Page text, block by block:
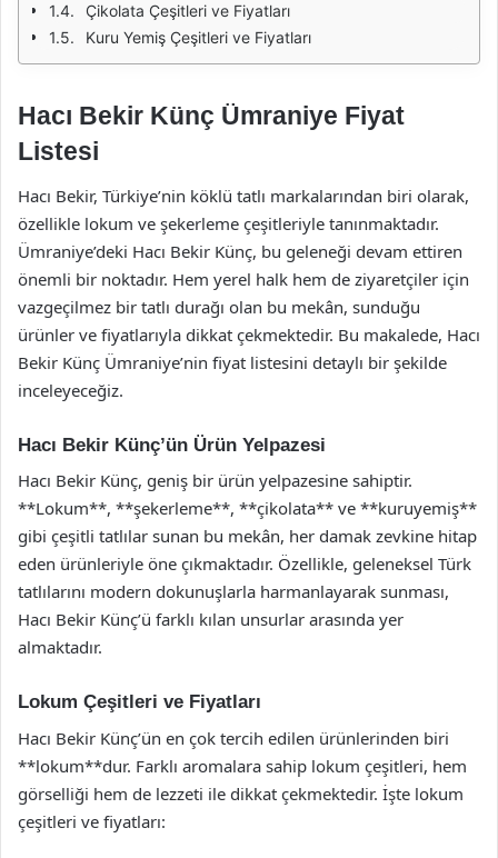
Çikolata Çeşitleri ve Fiyatları
Kuru Yemiş Çeşitleri ve Fiyatları
Hacı Bekir Künç Ümraniye Fiyat
Listesi
Hacı Bekir, Türkiye’nin köklü tatlı markalarından biri olarak,
özellikle lokum ve şekerleme çeşitleriyle tanınmaktadır.
Ümraniye’deki Hacı Bekir Künç, bu geleneği devam ettiren
önemli bir noktadır. Hem yerel halk hem de ziyaretçiler için
vazgeçilmez bir tatlı durağı olan bu mekân, sunduğu
ürünler ve fiyatlarıyla dikkat çekmektedir. Bu makalede, Hacı
Bekir Künç Ümraniye’nin fiyat listesini detaylı bir şekilde
inceleyeceğiz.
Hacı Bekir Künç’ün Ürün Yelpazesi
Hacı Bekir Künç, geniş bir ürün yelpazesine sahiptir.
**Lokum**, **şekerleme**, **çikolata** ve **kuruyemiş**
gibi çeşitli tatlılar sunan bu mekân, her damak zevkine hitap
eden ürünleriyle öne çıkmaktadır. Özellikle, geleneksel Türk
tatlılarını modern dokunuşlarla harmanlayarak sunması,
Hacı Bekir Künç’ü farklı kılan unsurlar arasında yer
almaktadır.
Lokum Çeşitleri ve Fiyatları
Hacı Bekir Künç’ün en çok tercih edilen ürünlerinden biri
**lokum**dur. Farklı aromalara sahip lokum çeşitleri, hem
görselliği hem de lezzeti ile dikkat çekmektedir. İşte lokum
çeşitleri ve fiyatları: